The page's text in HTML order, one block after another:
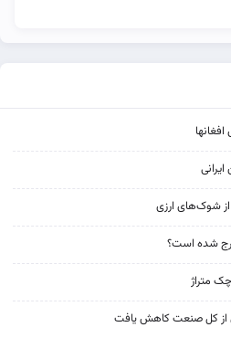
از شوک‌های ارزی
متراژ
از کل صنعت کاهش یافت